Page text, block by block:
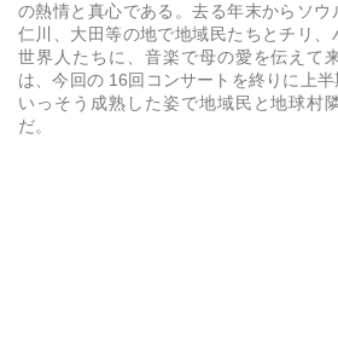
の熱情と真心である。去る年末からソウ
仁川、大田等の地で地域民たちとチリ、
世界人たちに、音楽で母の愛を伝えて
は、今回の 16回コンサートを終りに上半
いっそう成熟した姿で地域民と地球村
だ。